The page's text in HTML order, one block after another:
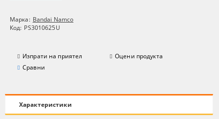
Марка: Bandai Namco
Код: PS3010625U
Изпрати на приятел
Оцени продукта
Сравни
Характеристики